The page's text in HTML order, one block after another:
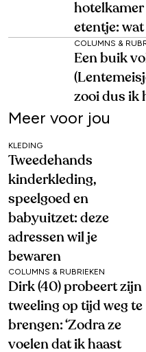
hotelkamer
etentje:
COLUMNS &
Een buik
zooi dus ik
Meer voor jou
KLEDING
Tweedehands
kinderkleding,
speelgoed en
babyuitzet: deze
adressen wil je
bewaren
COLUMNS & RUBRIEKEN
Dirk (40) probeert zijn
tweeling op tijd weg te
brengen: ‘Zodra ze
voelen dat ik haast